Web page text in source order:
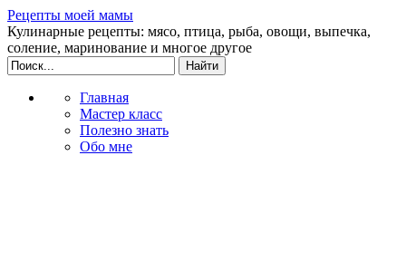
Рецепты моей мамы
Кулинарные рецепты: мясо, птица, рыба, овощи, выпечка,
соление, маринование и многое другое
Главная
Мастер класс
Полезно знать
Обо мне